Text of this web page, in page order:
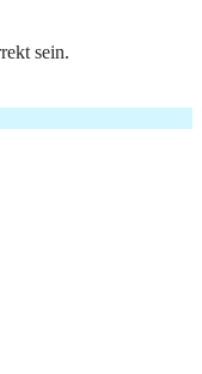
sein.